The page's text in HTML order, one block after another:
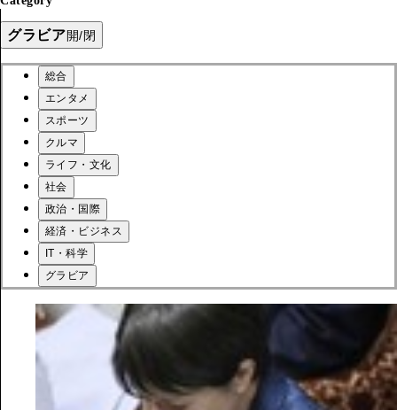
グラビア開/閉
総合
エンタメ
スポーツ
クルマ
ライフ・文化
社会
政治・国際
経済・ビジネス
IT・科学
グラビア